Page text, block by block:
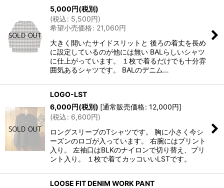
5,000円(税別)
(税込: 5,500円)
希望小売価格: 21,060円
大きく開いたサイドスリットと 後ろの着丈を長め
に設定しているのが他には無い BALらしいシャツ
に仕上がっています。 １枚で着るだけでも十分雰
囲気あるシャツです。 BALのデニム…
LOGO-LST
6,000円(税別) [通常販売価格: 12,000円]
(税込: 6,600円)
ロングスリーブのTシャツです。 胸に小さく今シ
ーズンのロゴが入っています。 右腕にはプリント
入り。 左袖口はBLKのナイロンで切り替え、プリ
ント入り。 １枚で着てカッコいいLSTです。
LOOSE FIT DENIM WORK PANT